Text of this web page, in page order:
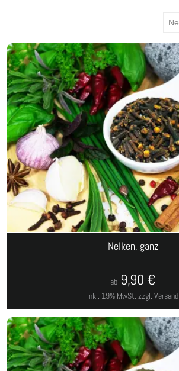
Nelken, ganz
inkl. 19% MwSt. zzgl. Versand
ab 9,90 €